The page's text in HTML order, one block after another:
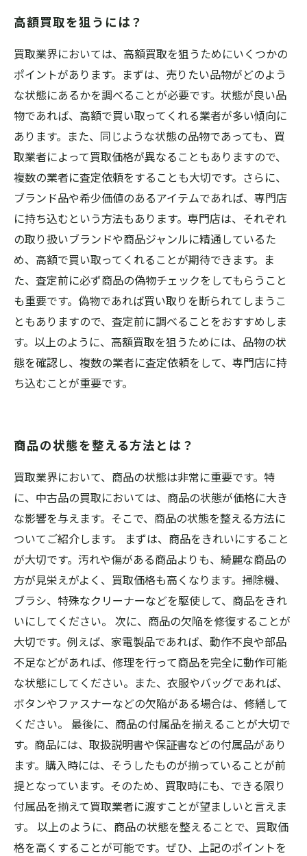
高額買取を狙うには？
買取業界においては、高額買取を狙うためにいくつかの
ポイントがあります。まずは、売りたい品物がどのよう
な状態にあるかを調べることが必要です。状態が良い品
物であれば、高額で買い取ってくれる業者が多い傾向に
あります。また、同じような状態の品物であっても、買
取業者によって買取価格が異なることもありますので、
複数の業者に査定依頼をすることも大切です。さらに、
ブランド品や希少価値のあるアイテムであれば、専門店
に持ち込むという方法もあります。専門店は、それぞれ
の取り扱いブランドや商品ジャンルに精通しているた
め、高額で買い取ってくれることが期待できます。ま
た、査定前に必ず商品の偽物チェックをしてもらうこと
も重要です。偽物であれば買い取りを断られてしまうこ
ともありますので、査定前に調べることをおすすめしま
す。以上のように、高額買取を狙うためには、品物の状
態を確認し、複数の業者に査定依頼をして、専門店に持
ち込むことが重要です。
商品の状態を整える方法とは？
買取業界において、商品の状態は非常に重要です。特
に、中古品の買取においては、商品の状態が価格に大き
な影響を与えます。そこで、商品の状態を整える方法に
ついてご紹介します。 まずは、商品をきれいにすること
が大切です。汚れや傷がある商品よりも、綺麗な商品の
方が見栄えがよく、買取価格も高くなります。掃除機、
ブラシ、特殊なクリーナーなどを駆使して、商品をきれ
いにしてください。 次に、商品の欠陥を修復することが
大切です。例えば、家電製品であれば、動作不良や部品
不足などがあれば、修理を行って商品を完全に動作可能
な状態にしてください。また、衣服やバッグであれば、
ボタンやファスナーなどの欠陥がある場合は、修繕して
ください。 最後に、商品の付属品を揃えることが大切で
す。商品には、取扱説明書や保証書などの付属品があり
ます。購入時には、そうしたものが揃っていることが前
提となっています。そのため、買取時にも、できる限り
付属品を揃えて買取業者に渡すことが望ましいと言えま
す。 以上のように、商品の状態を整えることで、買取価
格を高くすることが可能です。ぜひ、上記のポイントを